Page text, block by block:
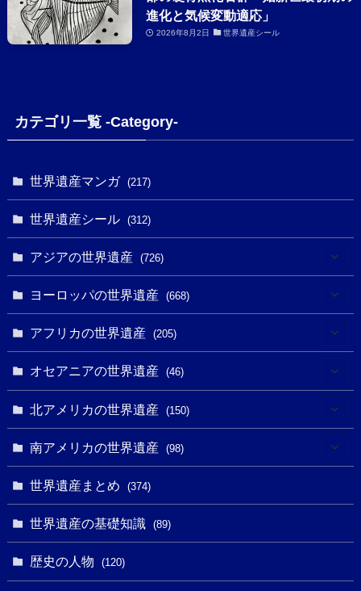
進化と気候変動適応」
2026年8月2日 世界遺産シール
カテゴリ一覧 -Category-
世界遺産マンガ (217)
世界遺産シール (312)
アジアの世界遺産 (726)
(6)
(10)
(10)
ヨーロッパの世界遺産 (668)
(4)
(3)
(1)
(43)
アフリカの世界遺産 (205)
(8)
(1)
(32)
(13)
オセアニアの世界遺産 (46)
(25)
(6)
(1)
北アメリカの世界遺産 (150)
(31)
(27)
南アメリカの世界遺産 (98)
(4)
世界遺産まとめ (374)
世界遺産の基礎知識 (89)
歴史の人物 (120)